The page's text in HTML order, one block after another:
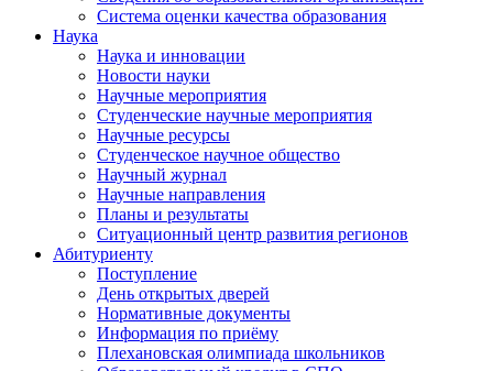
Система оценки качества образования
Наука
Наука и инновации
Новости науки
Научные мероприятия
Студенческие научные мероприятия
Научные ресурсы
Студенческое научное общество
Научный журнал
Научные направления
Планы и результаты
Ситуационный центр развития регионов
Абитуриенту
Поступление
День открытых дверей
Нормативные документы
Информация по приёму
Плехановская олимпиада школьников